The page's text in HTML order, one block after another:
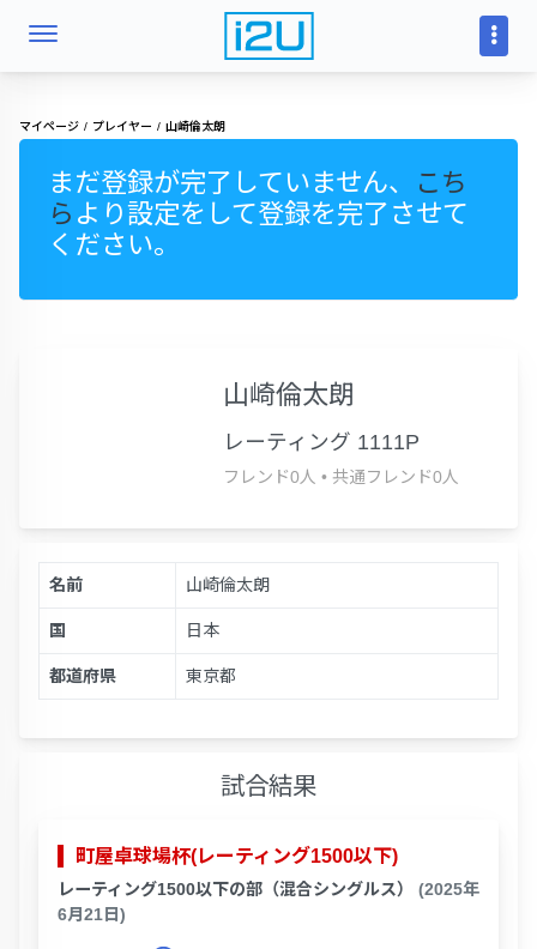
マイページ プレイヤー 山崎倫太朗
まだ登録が完了していません、
こち
ら より設定をして登録を完了させて
ください。
山崎倫太朗
レーティング 1111P
フレンド0人 • 共通フレンド0人
名前 山崎倫太朗
国 日本
都道府県 東京都
試合結果
町屋卓球場杯(レーティング1500以下)
レーティング1500以下の部（混合シングルス）
(2025年
6月21日)